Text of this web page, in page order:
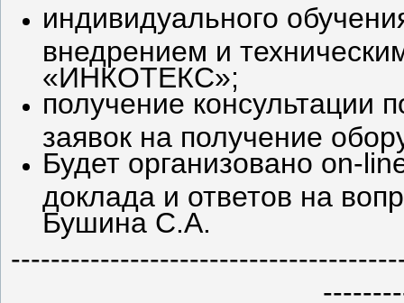
индивидуального
внедрением и
«ИНКОТЕКС»;
получение
заявок на получение
Будет организовано on-
доклада и ответов на
Бушина С.А.